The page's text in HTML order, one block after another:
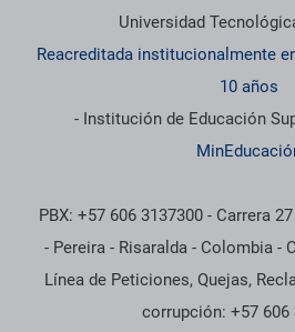
Información institucional
Universidad
Reacreditada institucionalmente
10 años
- Institución de Educación
PBX: +57 606 3137300 - Carrera
- Pereira - Risaralda - Colombia -
Línea de Peticiones, Quejas,
corrupción: +57 606